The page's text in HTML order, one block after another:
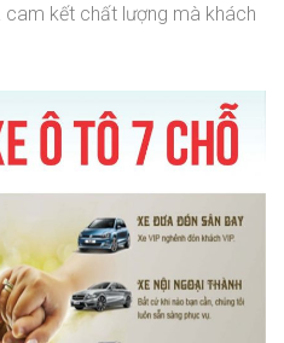
kết chất lượng mà khách